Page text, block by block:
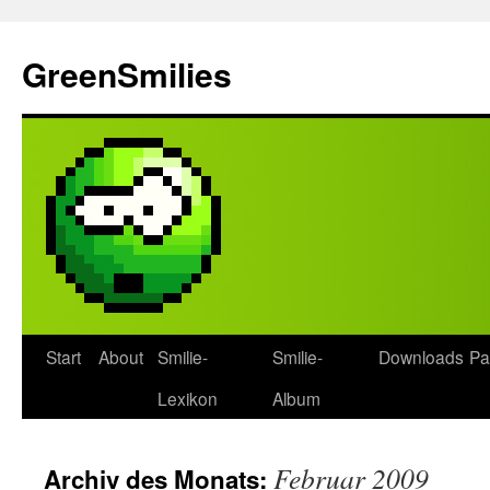
springen
GreenSmilies
Start About Smilie-
Lexikon
Smilie-
Album
Downloads
Archiv des Monats: Februar 2009